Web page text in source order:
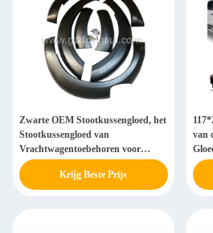
Zwarte OEM Stootkussengloed, het
Stootkussengloed van
Vrachtwagentoebehoren voor
Nissan Navara NP300
Krijg Beste Prijs
van